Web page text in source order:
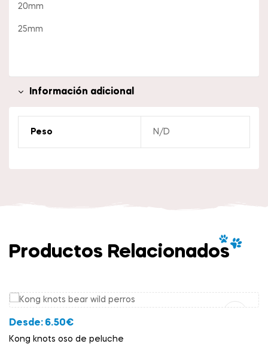
20mm
25mm
Información adicional
Peso N/D
Productos Relacionados
Desde: 6.50€
Kong knots oso de peluche